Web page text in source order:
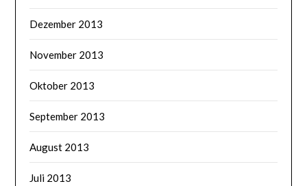
Dezember 2013
November 2013
Oktober 2013
September 2013
August 2013
Juli 2013